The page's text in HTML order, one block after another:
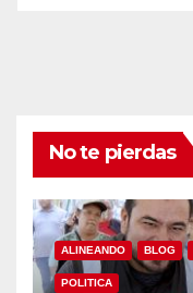
No te pierdas
ALINEANDO BLOG
POLITICA